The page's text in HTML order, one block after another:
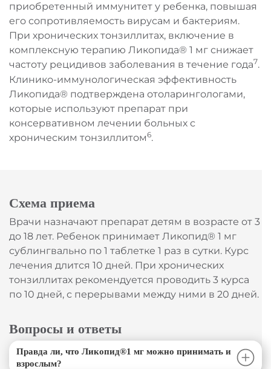
приобретенный иммунитет у ребенка, повышая
его сопротивляемость вирусам и бактериям.
При хронических тонзиллитах, включение в
комплексную терапию Ликопида® 1 мг снижает
частоту рецидивов заболевания в течение года7.
Клинико-иммунологическая эффективность
Ликопида® подтверждена отоларингологами,
которые используют препарат при
консервативном лечении больных с
хроническим тонзиллитом6.
Схема приема
Врачи назначают препарат детям в возрасте от 3
до 18 лет. Ребенок принимает Ликопид® 1 мг
сублингвально по 1 таблетке 1 раз в сутки. Курс
лечения длится 10 дней. При хронических
тонзиллитах рекомендуется проводить 3 курса
по 10 дней, с перерывами между ними в 20 дней.
Вопросы и ответы
Правда ли, что Ликопид®1 мг можно принимать и
взрослым?